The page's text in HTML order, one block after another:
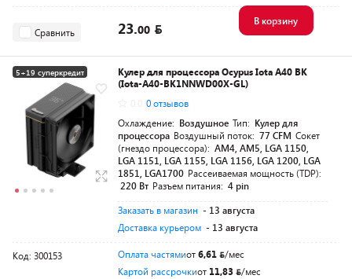
Сравнить 23.00
В корзину
5+19 суперкредит
Разумная цена
Кулер для процессора Ocypus Iota A40 BK
(Iota-A40-BK1NNWD00X-GL)
0 отзывов
Охлаждение: Воздушное Тип: Кулер для
процессора Воздушный поток: 77 CFM Сокет
(гнездо процессора): AM4, AM5, LGA 1150,
LGA 1151, LGA 1155, LGA 1156, LGA 1200, LGA
1851, LGA1700 Рассеиваемая мощность (TDP):
220 Вт Разъем питания: 4 pin
Заказать в магазин - 13 августа
Доставка курьером - 13 августа
Код: 300153 Оплата частямиот6,61
/мес
Картой рассрочкиот 11,83 /мес